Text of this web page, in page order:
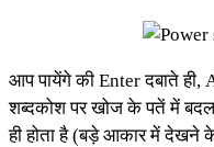
आप पायेंगे की Enter दबाते
शब्दकोश पर खोज के पतें में
ही होता है (बड़े आकार में